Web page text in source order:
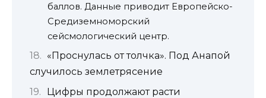
баллов. Данные приводит Европейско-
Средиземноморский
сейсмологический центр.
«Проснулась от толчка». Под Анапой
случилось землетрясение
Цифры продолжают расти